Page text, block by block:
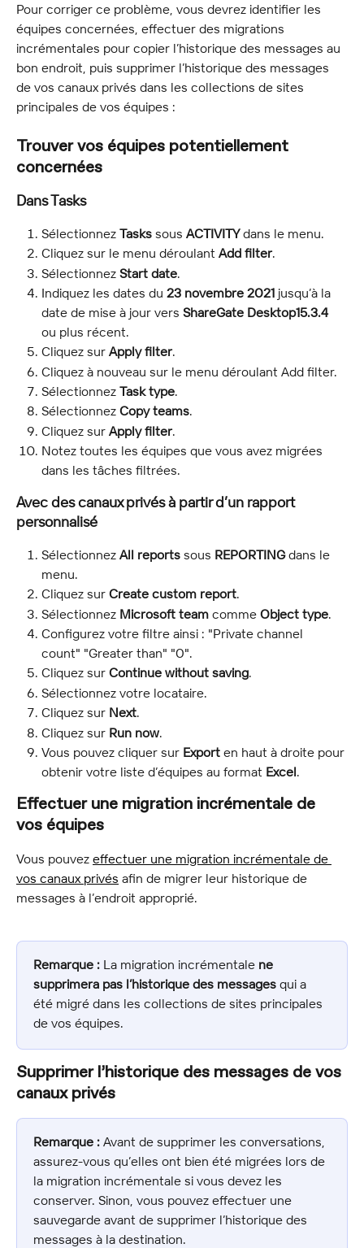
Pour corriger ce problème, vous devrez identifier les
équipes concernées, effectuer des migrations
incrémentales pour copier l’historique des messages au
bon endroit, puis supprimer l’historique des messages
de vos canaux privés dans les collections de sites
principales de vos équipes :
Trouver vos équipes potentiellement
concernées
Dans Tasks
Sélectionnez Tasks sous ACTIVITY dans le menu.
Cliquez sur le menu déroulant Add filter.
Sélectionnez Start date.
Indiquez les dates du 23 novembre 2021 jusqu’à la
date de mise à jour vers ShareGate Desktop15.3.4
ou plus récent.
Cliquez sur Apply filter.
Cliquez à nouveau sur le menu déroulant Add filter.
Sélectionnez Task type.
Sélectionnez Copy teams.
Cliquez sur Apply filter.
Notez toutes les équipes que vous avez migrées
dans les tâches filtrées.
Avec des canaux privés à partir d’un rapport
personnalisé
Sélectionnez All reports sous REPORTING dans le
menu.
Cliquez sur Create custom report.
Sélectionnez Microsoft team comme Object type.
Configurez votre filtre ainsi : "Private channel
count" "Greater than" "0".
Cliquez sur Continue without saving.
Sélectionnez votre locataire.
Cliquez sur Next.
Cliquez sur Run now.
Vous pouvez cliquer sur Export en haut à droite pour
obtenir votre liste d’équipes au format Excel.
Effectuer une migration incrémentale de
vos équipes
Vous pouvez effectuer une migration incrémentale de
vos canaux privés afin de migrer leur historique de
messages à l’endroit approprié.
Remarque : La migration incrémentale ne
supprimera pas l’historique des messages qui a
été migré dans les collections de sites principales
de vos équipes.
Supprimer l’historique des messages de vos
canaux privés
Remarque : Avant de supprimer les conversations,
assurez-vous qu’elles ont bien été migrées lors de
la migration incrémentale si vous devez les
conserver. Sinon, vous pouvez effectuer une
sauvegarde avant de supprimer l’historique des
messages à la destination.